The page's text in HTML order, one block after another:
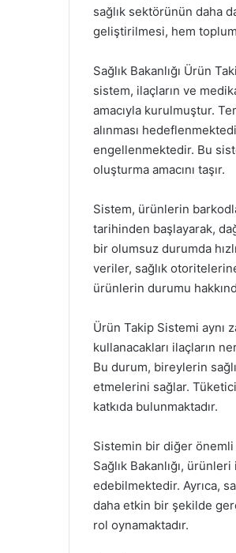
sağlık sektörünün daha
geliştirilmesi, hem
Sağlık Bakanlığı Ürün
sistem, ilaçların ve
amacıyla kurulmuştur.
alınması
engellenmektedir. Bu
oluşturma amacını taşır.
Sistem, ürünlerin
tarihinden başlayarak,
bir olumsuz durumda
veriler, sağlık
ürünlerin durumu
Ürün Takip Sistemi aynı
kullanacakları ilaçların
Bu durum, bireylerin
etmelerini sağlar.
katkıda bulunmaktadır.
Sistemin bir diğer önemli
Sağlık Bakanlığı,
edebilmektedir. Ayrıca,
daha etkin bir şekilde
rol oynamaktadır.